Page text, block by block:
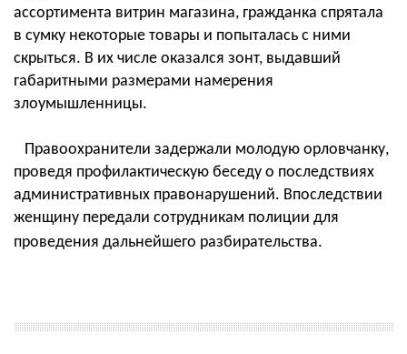
ассортимента витрин магазина, гражданка спрятала
в сумку некоторые товары и попыталась с ними
скрыться. В их числе оказался зонт, выдавший
габаритными размерами намерения
злоумышленницы.
Правоохранители задержали молодую орловчанку,
проведя профилактическую беседу о последствиях
административных правонарушений. Впоследствии
женщину передали сотрудникам полиции для
проведения дальнейшего разбирательства.